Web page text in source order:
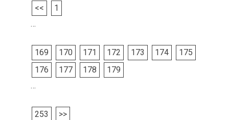
<<
1
…
169 170 171 172 173 174
175
176
177 178
179
…
253 >>